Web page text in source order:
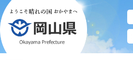
ペ
ー
ジ
の
先
頭
メ
ニ
ュ
ー
を
飛